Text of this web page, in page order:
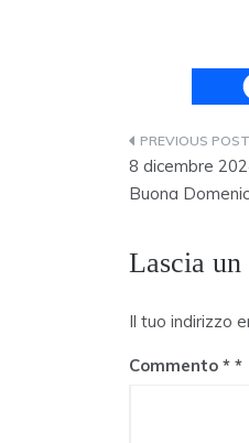
articoli
8 dicembre
Buona
Lascia un
Il tuo indirizzo
Commento *